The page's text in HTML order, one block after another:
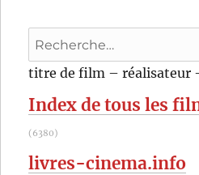
Recherche
pour
:
titre de film – réalisateur
Index de tous les
(6380)
livres-cinema.info